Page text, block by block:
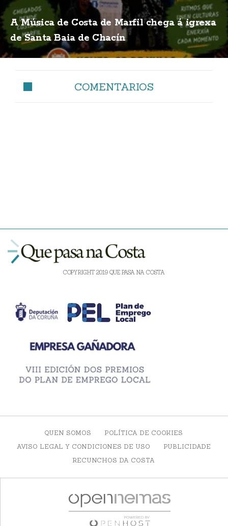
A Música de Costa de Marfil chega á igrexa
de Santa Baia de Chacín
COMENTARIOS
COPYRIGHT 2019 QUE PASA NA COSTA
QUEN SOMOS
POLÍTICA DE COOKIES
AVISO LEGAL Y CONDICIONES DE USO
PUBLICIDADE
RECUNCHOS DA COSTA